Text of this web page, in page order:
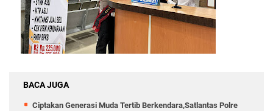
BACA JUGA
Ciptakan Generasi Muda Tertib Berkendara,Satlantas Polre